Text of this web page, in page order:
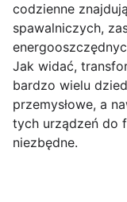
codzienne
spawalniczych,
Jak widać,
bardzo wielu
przemysłowe, a
tych urządzeń do
niezbędne.